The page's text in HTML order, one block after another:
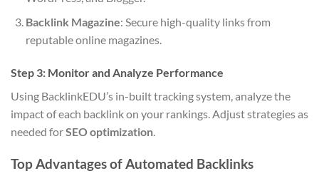
Backlink Magazine: Secure high-quality links from
reputable online magazines.
Step 3: Monitor and Analyze Performance
Using BacklinkEDU’s in-built tracking system, analyze the
impact of each backlink on your rankings. Adjust strategies as
needed forSEO optimization.
Top Advantages of Automated Backlinks